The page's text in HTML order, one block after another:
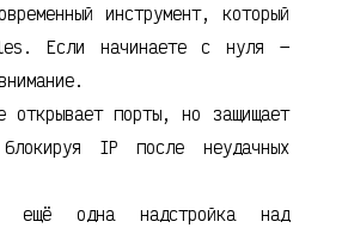
инструмент, который
Если начинаете с нуля —
открывает порты, но защищает
IP после неудачных
одна надстройка над